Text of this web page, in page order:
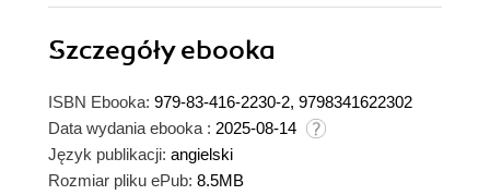
Szczegółyebooka
ISBN Ebooka: 979-83-416-2230-2, 9798341622302
Data wydania ebooka : 2025-08-14
Język publikacji: angielski
Rozmiar pliku ePub: 8.5MB